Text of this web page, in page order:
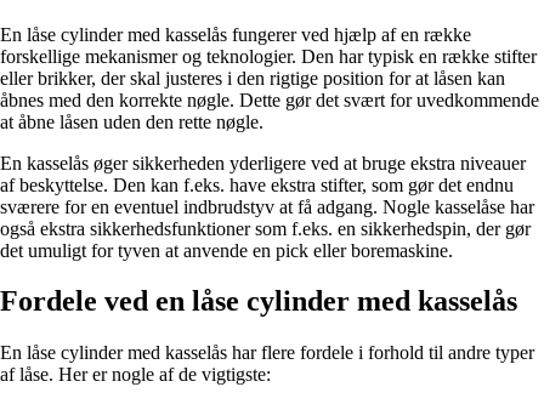
En låse cylinder med kasselås fungerer ved hjælp af en række
forskellige mekanismer og teknologier. Den har typisk en række stifter
eller brikker, der skal justeres i den rigtige position for at låsen kan
åbnes med den korrekte nøgle. Dette gør det svært for uvedkommende
at åbne låsen uden den rette nøgle.
En kasselås øger sikkerheden yderligere ved at bruge ekstra niveauer
af beskyttelse. Den kan f.eks. have ekstra stifter, som gør det endnu
sværere for en eventuel indbrudstyv at få adgang. Nogle kasselåse har
også ekstra sikkerhedsfunktioner som f.eks. en sikkerhedspin, der gør
det umuligt for tyven at anvende en pick eller boremaskine.
Fordele ved en låse cylinder med kasselås
En låse cylinder med kasselås har flere fordele i forhold til andre typer
af låse. Her er nogle af de vigtigste: